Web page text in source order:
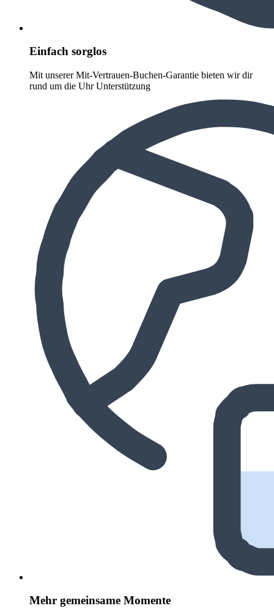
Einfach sorglos
Mit unserer Mit-Vertrauen-Buchen-Garantie bieten wir dir
rund um die Uhr Unterstützung
Mehr gemeinsame Momente